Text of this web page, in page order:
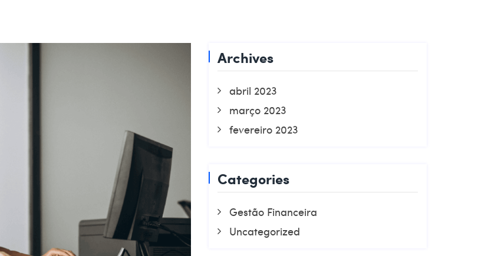
Archives
abril 2023
março 2023
fevereiro 2023
Categories
Gestão Financeira
Uncategorized